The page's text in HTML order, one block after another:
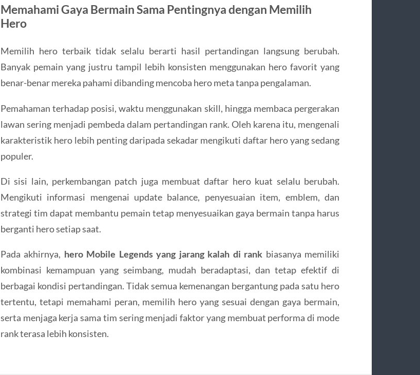
Memahami Gaya Bermain Sama Pentingnya dengan Memilih
Hero
Memilih hero terbaik tidak selalu berarti hasil pertandingan langsung berubah.
Banyak pemain yang justru tampil lebih konsisten menggunakan hero favorit yang
benar-benar mereka pahami dibanding mencoba hero meta tanpa pengalaman.
Pemahaman terhadap posisi, waktu menggunakan skill, hingga membaca pergerakan
lawan sering menjadi pembeda dalam pertandingan rank. Oleh karena itu, mengenali
karakteristik hero lebih penting daripada sekadar mengikuti daftar hero yang sedang
populer.
Di sisi lain, perkembangan patch juga membuat daftar hero kuat selalu berubah.
Mengikuti informasi mengenai update balance, penyesuaian item, emblem, dan
strategi tim dapat membantu pemain tetap menyesuaikan gaya bermain tanpa harus
berganti hero setiap saat.
Pada akhirnya, hero Mobile Legends yang jarang kalah di rank biasanya memiliki
kombinasi kemampuan yang seimbang, mudah beradaptasi, dan tetap efektif di
berbagai kondisi pertandingan. Tidak semua kemenangan bergantung pada satu hero
tertentu, tetapi memahami peran, memilih hero yang sesuai dengan gaya bermain,
serta menjaga kerja sama tim sering menjadi faktor yang membuat performa di mode
rank terasa lebih konsisten.